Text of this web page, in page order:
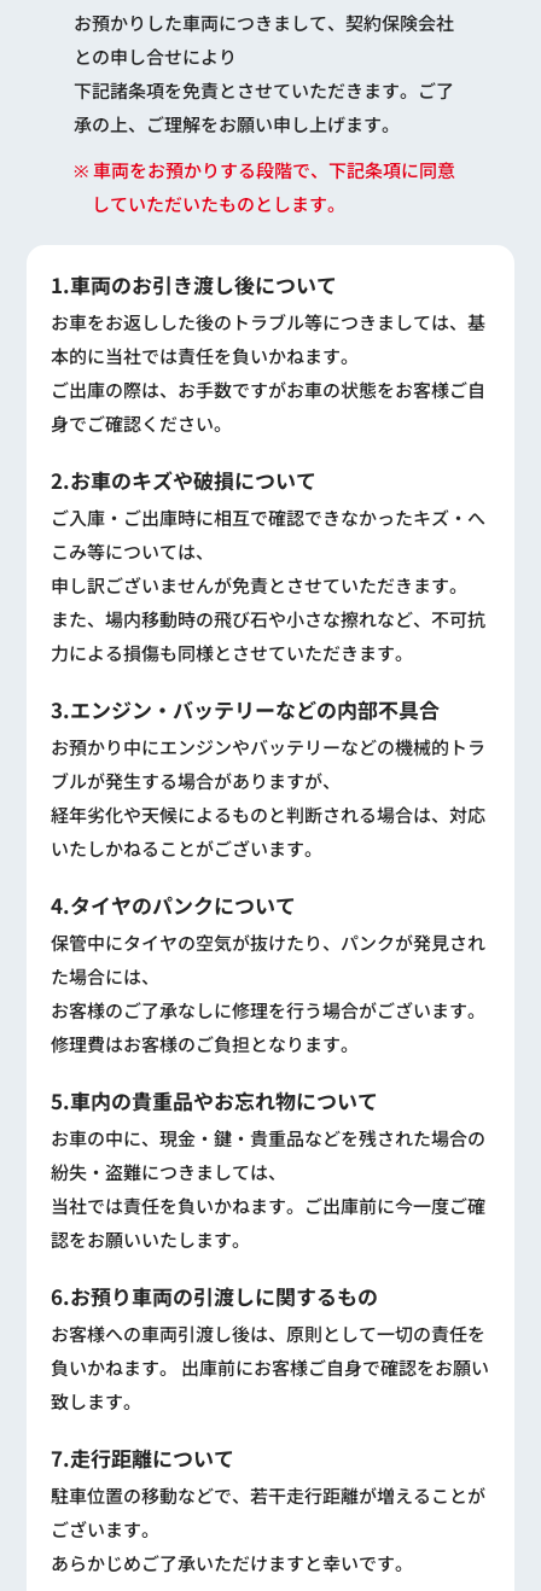
お預かりした車両につきまして、契約保険会社
との申し合せにより
下記諸条項を免責とさせていただきます。ご了
承の上、ご理解をお願い申し上げます。
※ 車両をお預かりする段階で、下記条項に同意
していただいたものとします。
1.車両のお引き渡し後について
お車をお返しした後のトラブル等につきましては、基
本的に当社では責任を負いかねます。
ご出庫の際は、お手数ですがお車の状態をお客様ご自
身でご確認ください。
2.お車のキズや破損について
ご入庫・ご出庫時に相互で確認できなかったキズ・へ
こみ等については、
申し訳ございませんが免責とさせていただきます。
また、場内移動時の飛び石や小さな擦れなど、不可抗
力による損傷も同様とさせていただきます。
3.エンジン・バッテリーなどの内部不具合
お預かり中にエンジンやバッテリーなどの機械的トラ
ブルが発生する場合がありますが、
経年劣化や天候によるものと判断される場合は、対応
いたしかねることがございます。
4.タイヤのパンクについて
保管中にタイヤの空気が抜けたり、パンクが発見され
た場合には、
お客様のご了承なしに修理を行う場合がございます。
修理費はお客様のご負担となります。
5.車内の貴重品やお忘れ物について
お車の中に、現金・鍵・貴重品などを残された場合の
紛失・盗難につきましては、
当社では責任を負いかねます。ご出庫前に今一度ご確
認をお願いいたします。
6.お預り車両の引渡しに関するもの
お客様への車両引渡し後は、原則として一切の責任を
負いかねます。 出庫前にお客様ご自身で確認をお願い
致します。
7.走行距離について
駐車位置の移動などで、若干走行距離が増えることが
ございます。
あらかじめご了承いただけますと幸いです。